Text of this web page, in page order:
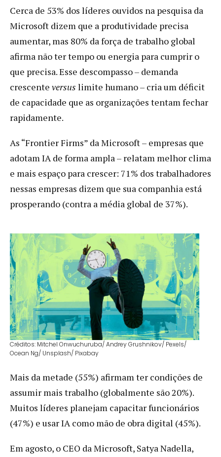
Cerca de 53% dos líderes ouvidos na pesquisa da
Microsoft dizem que a produtividade precisa
aumentar, mas 80% da força de trabalho global
afirma não ter tempo ou energia para cumprir o
que precisa. Esse descompasso – demanda
crescente versus limite humano – cria um déficit
de capacidade que as organizações tentam fechar
rapidamente.
As “Frontier Firms” da Microsoft – empresas que
adotam IA de forma ampla – relatam melhor clima
e mais espaço para crescer: 71% dos trabalhadores
nessas empresas dizem que sua companhia está
prosperando (contra a média global de 37%).
Créditos: Mitchel Onwuchuruba/ Andrey Grushnikov/ Pexels/
Ocean Ng/ Unsplash/ Pixabay
Mais da metade (55%) afirmam ter condições de
assumir mais trabalho (globalmente são 20%).
Muitos líderes planejam capacitar funcionários
(47%) e usar IA como mão de obra digital (45%).
Em agosto, o CEO da Microsoft, Satya Nadella,